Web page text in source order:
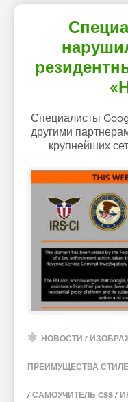
Специалисты
другими
крупнейших
НОВОСТИ /
ПРЕИМУЩЕСТВА
/ САМОУЧИТЕЛЬ CSS /